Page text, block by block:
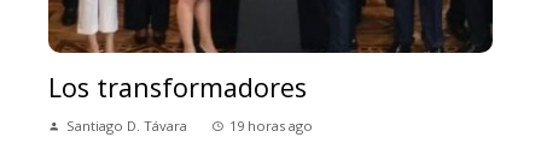
Los transformadores
Santiago D. Távara 19 horas ago